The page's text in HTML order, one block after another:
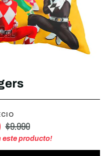
$9.990
este producto!